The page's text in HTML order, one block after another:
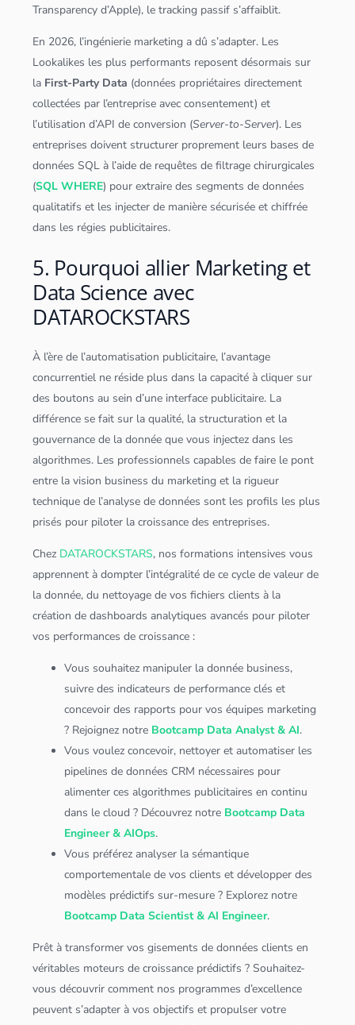
Transparency d’Apple), le tracking passif s’affaiblit.
En 2026, l’ingénierie marketing a dû s’adapter. Les
Lookalikes les plus performants reposent désormais sur
la First-Party Data (données propriétaires directement
collectées par l’entreprise avec consentement) et
l’utilisation d’API de conversion (Server-to-Server). Les
entreprises doivent structurer proprement leurs bases de
données SQL à l’aide de requêtes de filtrage chirurgicales
(SQL WHERE) pour extraire des segments dedonnées
qualitatifs et les injecter de manière sécurisée et chiffrée
dans les régies publicitaires.
5. Pourquoi allier Marketing et
Data Science avec
DATAROCKSTARS
À l’ère de l’automatisation publicitaire, l’avantage
concurrentiel ne réside plus dans la capacité à cliquer sur
des boutons au sein d’une interface publicitaire. La
différence se fait sur la qualité, la structuration et la
gouvernance de la donnée que vous injectez dans les
algorithmes. Les professionnels capables de faire le pont
entre la vision business du marketing et la rigueur
technique de l’analyse dedonnées sont les profils les plus
prisés pour piloter la croissance des entreprises.
Chez DATAROCKSTARS, nos formations intensives vous
apprennent à dompter l’intégralité de ce cycle de valeur de
la donnée, du nettoyage de vos fichiers clients à la
création dedashboards analytiques avancés pour piloter
vos performances de croissance :
Vous souhaitez manipuler la donnée business,
suivre des indicateurs de performance clés et
concevoir des rapports pour vos équipes marketing
? Rejoignez notre Bootcamp Data Analyst & AI.
Vous voulez concevoir, nettoyer et automatiser les
pipelines dedonnées CRM nécessaires pour
alimenter cesalgorithmes publicitaires en continu
dans lecloud ? Découvrez notre Bootcamp Data
Engineer & AIOps.
Vous préférez analyser la sémantique
comportementale de vos clients et développer des
modèles prédictifs sur-mesure ? Explorez notre
Bootcamp Data Scientist & AI Engineer.
Prêt à transformer vos gisements dedonnées clients en
véritables moteurs de croissance prédictifs ? Souhaitez-
vous découvrir comment nos programmes d’excellence
peuvent s’adapter à vos objectifs et propulser votre